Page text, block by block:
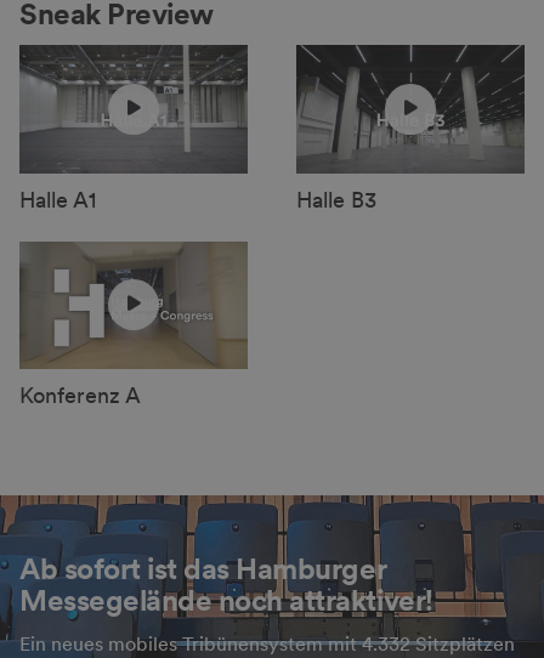
Sneak Preview
Halle A1 Halle B3
Konferenz A
Ab sofort ist das Hamburger
Messegelände noch attraktiver!
Ein neues mobiles Tribünensystem mit 4.332 Sitzplätzen